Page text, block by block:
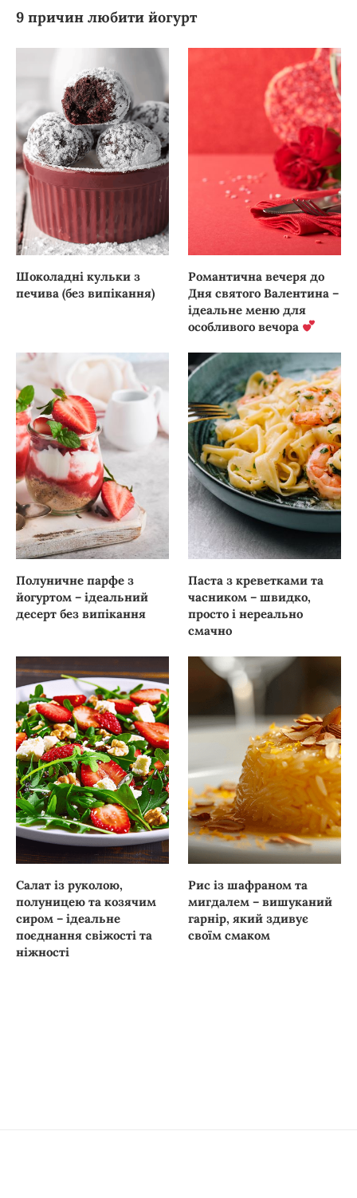
9 причин любити йогурт
Шоколадні кульки з
печива (без випікання)
Романтична вечеря до
Дня святого Валентина –
ідеальне меню для
особливого вечора
Полуничне парфе з
йогуртом – ідеальний
десерт без випікання
Паста з креветками та
часником – швидко,
просто і нереально
смачно
Салат із руколою,
полуницею та козячим
сиром – ідеальне
поєднання свіжості та
ніжності
Рис із шафраном та
мигдалем – вишуканий
гарнір, який здивує
своїм смаком